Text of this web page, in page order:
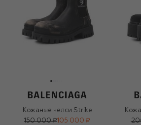
Кожаные челси Strike
150 000 ₽ 105 000 ₽